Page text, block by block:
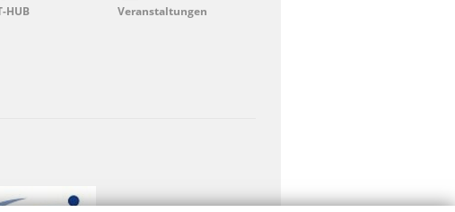
HUB Veranstaltungen